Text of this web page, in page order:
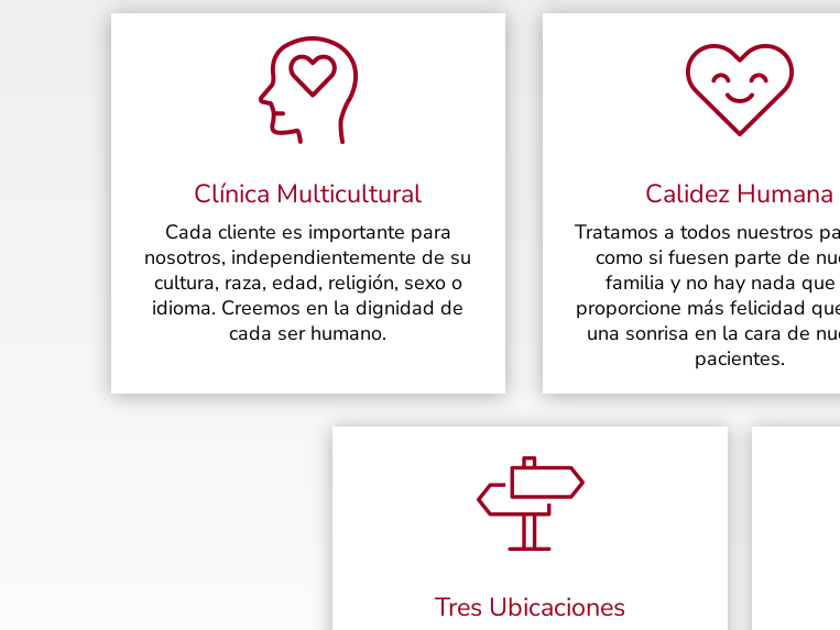
Clínica Multicultural
Cada cliente es importante para
nosotros, independientemente de su
cultura, raza, edad, religión, sexo o
idioma. Creemos en la dignidad de
cada ser humano.
Calidez Humana
Tratamos a todos nuestros
como si fuesen parte de
familia y no hay nada que
proporcione más felicidad
una sonrisa en la cara de
pacientes.
Tres Ubicaciones